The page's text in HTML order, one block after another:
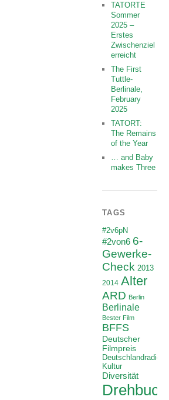
TATORTE
Sommer
2025 –
Erstes
Zwischenziel
erreicht
The First
Tuttle-
Berlinale,
February
2025
TATORT:
The Remains
of the Year
… and Baby
makes Three
TAGS
#2v6pN
#2von6 6-
Gewerke-
Check 2013
2014 Alter
ARD Berlin
Berlinale
Bester Film
BFFS
Deutscher
Filmpreis
Deutschlandradio
Kultur
Diversität
Drehbuch